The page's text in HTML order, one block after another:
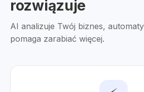
rozwiązuje
AI analizuje Twój biznes,
pomaga zarabiać więcej.